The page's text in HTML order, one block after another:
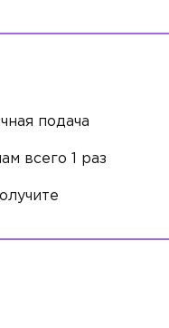
подача
всего 1 раз